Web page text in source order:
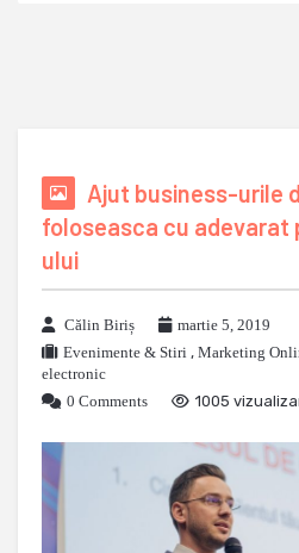
Ajut business-urile
foloseasca cu adevarat
ului
Călin Biriș
martie 5, 2019
Evenimente & Stiri , Marketing
electronic
0 Comments
1005